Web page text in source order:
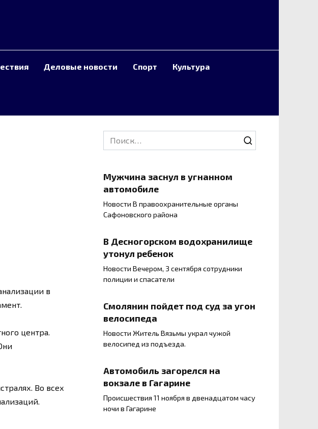
Деловые новости Спорт Культура
в
центра.
Во всех
Search
for:
Мужчина заснул в угнанном
автомобиле
Новости В правоохранительные органы
Сафоновского района
В Десногорском водохранилище
утонул ребенок
Новости Вечером, 3 сентября сотрудники
полиции и спасатели
Смолянин пойдет под суд за угон
велосипеда
Новости Житель Вязьмы украл чужой
велосипед из подъезда.
Автомобиль загорелся на
вокзале в Гагарине
Происшествия 11 ноября в двенадцатом часу
ночи в Гагарине